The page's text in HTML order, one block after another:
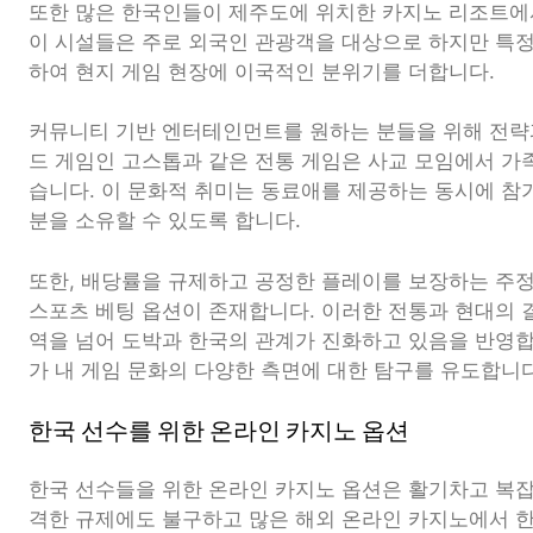
또한 많은 한국인들이 제주도에 위치한 카지노 리조트
이 시설들은 주로 외국인 관광객을 대상으로 하지만 특
하여 현지 게임 현장에 이국적인 분위기를 더합니다.
커뮤니티 기반 엔터테인먼트를 원하는 분들을 위해 전
드 게임인 고스톱과 같은 전통 게임은 사교 모임에서 가
습니다. 이 문화적 취미는 동료애를 제공하는 동시에 참
분을 소유할 수 있도록 합니다.
또한, 배당률을 규제하고 공정한 플레이를 보장하는 주
스포츠 베팅 옵션이 존재합니다. 이러한 전통과 현대의
역을 넘어 도박과 한국의 관계가 진화하고 있음을 반영
가 내 게임 문화의 다양한 측면에 대한 탐구를 유도합니
한국 선수를 위한 온라인 카지노 옵션
한국 선수들을 위한 온라인 카지노 옵션은 활기차고 복
격한 규제에도 불구하고 많은 해외 온라인 카지노에서